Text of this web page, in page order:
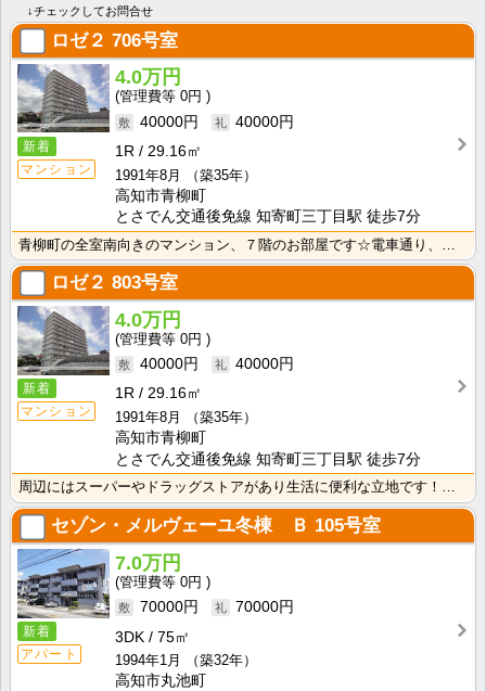
↓チェックしてお問合せ
ロゼ２ 706号室
新着
マンション
4.0万円
0円
40000円
40000円
1R
29.16㎡
1991年8月
（築35年）
高知市青柳町
とさでん交通後免線 知寄町三丁目駅 徒歩7分
青柳町の全室南向きのマンション、７階のお部屋です☆電車通り、スーパー、ドラッグストアなど徒歩圏内にあ･･･
ロゼ２ 803号室
新着
マンション
4.0万円
0円
40000円
40000円
1R
29.16㎡
1991年8月
（築35年）
高知市青柳町
とさでん交通後免線 知寄町三丁目駅 徒歩7分
周辺にはスーパーやドラッグストアがあり生活に便利な立地です！独立洗面台が付いているので忙しい朝の身支･･･
セゾン・メルヴェーユ冬棟 Ｂ 105号室
新着
アパート
7.0万円
0円
70000円
70000円
3DK
75㎡
1994年1月
（築32年）
高知市丸池町